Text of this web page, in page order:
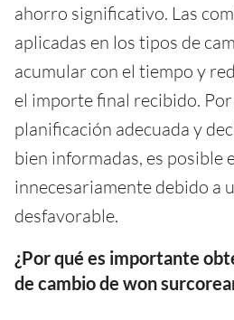
ahorro significativo. Las
aplicadas en los tipos de
acumular con el tiempo y
el importe final recibido.
planificación adecuada y
bien informadas, es posible
innecesariamente debido a
desfavorable.
¿Por qué es importante
de cambio de won